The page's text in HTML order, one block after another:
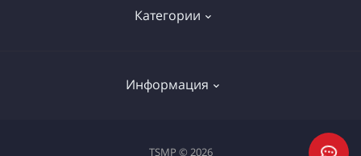
Категории
Электроинструменты
Информация
Доставка и оплата
TSMP © 2026